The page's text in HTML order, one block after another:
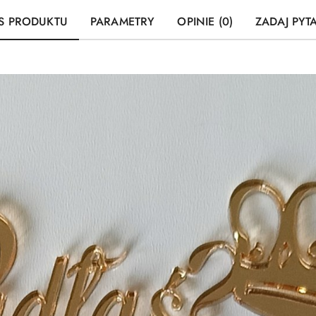
PRODUKTU PARAMETRY OPINIE (0) ZADAJ